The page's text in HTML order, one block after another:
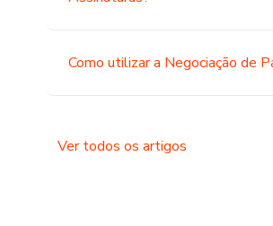
Como utilizar a Negociação de
Ver todos os artigos